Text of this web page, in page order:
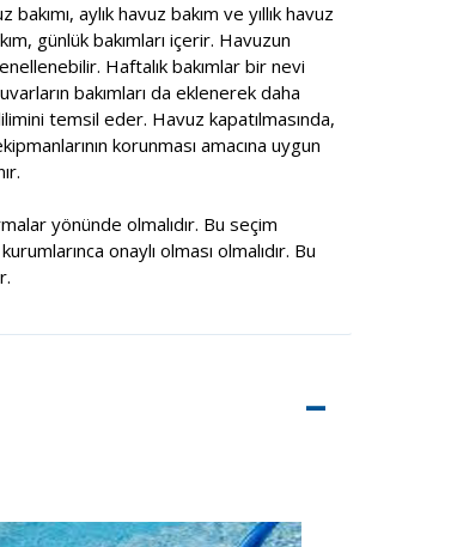
aylık havuz bakım ve yıllık havuz
günlük bakımları içerir. Havuzun
Haftalık bakımlar bir nevi
bakımları da eklenerek daha
temsil eder. Havuz kapatılmasında,
korunması amacına uygun
yönünde olmalıdır. Bu seçim
onaylı olması olmalıdır. Bu
–